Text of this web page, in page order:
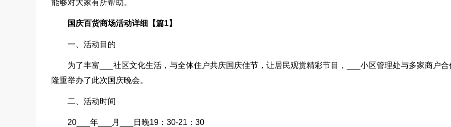
能够对大家有所帮助。
国庆百货商场活动详细【篇1】
一、活动目的
为了丰富___社区文化生活，与全体住户共庆国庆佳节，让居民观赏精彩节目，___ 小区管理处与多家商户合
隆重举办了此次国庆晚会。
二、活动时间
20___年___ 月___ 日晚19：30-21：30